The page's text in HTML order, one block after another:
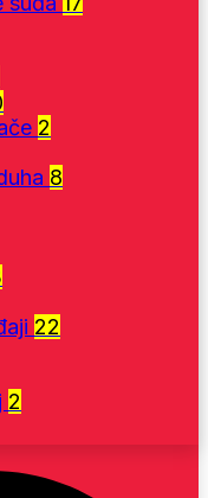
2
8
22
2